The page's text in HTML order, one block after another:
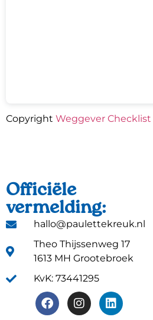
Copyright Weggever Checklist
Officiële
vermelding:
hallo@paulettekreuk.nl
Theo Thijssenweg 17
1613 MH Grootebroek
KvK: 73441295